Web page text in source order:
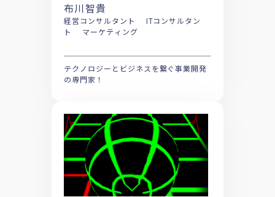
布川智貴
経営コンサルタント ITコンサルタン
ト マーケティング
テクノロジーとビジネスを繋ぐ事業開発
の専門家！